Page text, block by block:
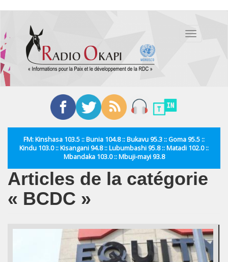
contenu
principal
Toggle
FM: Kinshasa 103.5 :: Bunia 104.8 :: Bukavu 95.3 :: Goma 95.5 ::
Kindu 103.0 :: Kisangani 94.8 :: Lubumbashi 95.8 :: Matadi 102.0 ::
Mbandaka 103.0 :: Mbuji-mayi 93.8
Articles de la catégorie
« BCDC »